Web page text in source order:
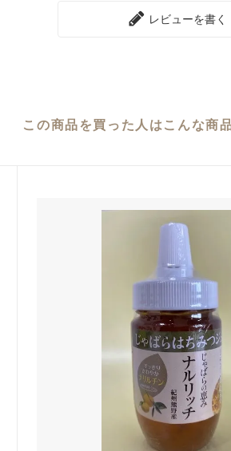
レビューを書く
この商品を買った人は こんな商